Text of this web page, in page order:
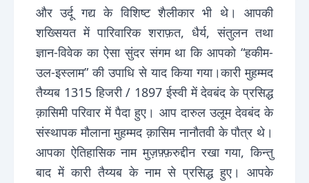
और उर्दू गद्य के विशिष्ट शैलीकार भी थे। आपकी
शख्सियत में पारिवारिक शराफ़त, धैर्य, संतुलन तथा
ज्ञान-विवेक का ऐसा सुंदर संगम था कि आपको “हकीम-
उल-इस्लाम” की उपाधि से याद किया गया।कारी मुहम्मद
तैय्यब 1315 हिजरी / 1897 ईस्वी में देवबंद के प्रसिद्ध
क़ासिमी परिवार में पैदा हुए। आप दारुल उलूम देवबंद के
संस्थापक मौलाना मुहम्मद क़ासिम नानौतवी के पौत्र थे।
आपका ऐतिहासिक नाम मुज़फ़्फ़रुद्दीन रखा गया, किन्तु
बाद में कारी तैय्यब के नाम से प्रसिद्ध हुए। आपके